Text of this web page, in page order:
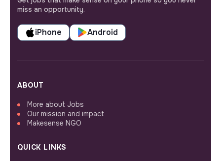
miss an opportunity.
iPhone Android
ABOUT
More about Jobs
Our mission and impact
Makesense NGO
QUICK LINKS